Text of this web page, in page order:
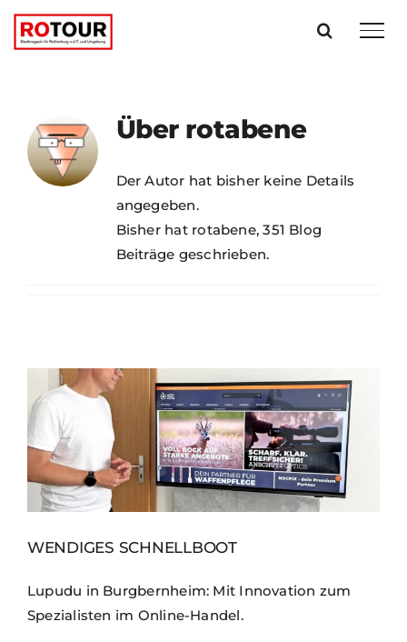
Zum
Inhalt
Über rotabene
Der Autor hat bisher keine Details
angegeben.
Bisher hat rotabene, 351 Blog
Beiträge geschrieben.
WENDIGES SCHNELLBOOT
Lupudu in Burgbernheim: Mit Innovation zum
Spezialisten im Online-Handel.